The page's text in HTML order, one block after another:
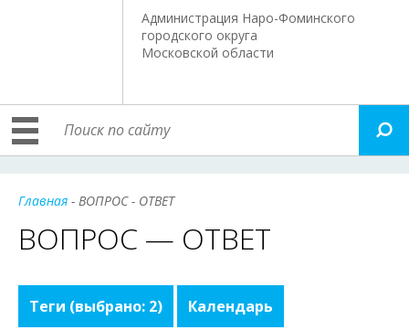
Администрация Наро-Фоминского
городского округа
Московской области
Главная - ВОПРОС - ОТВЕТ
ВОПРОС — ОТВЕТ
Теги (выбрано: 2) Календарь